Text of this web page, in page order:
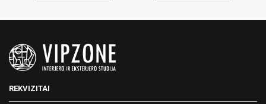
REKVIZITAI